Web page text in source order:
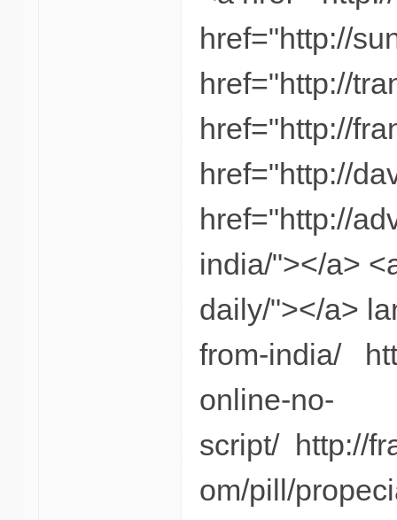
href="http://
href="http://
href="http://
href="http://
href="http://
india/"></a>
daily/"></a>
from-india/
online-no-
script/ http://
om/pill/